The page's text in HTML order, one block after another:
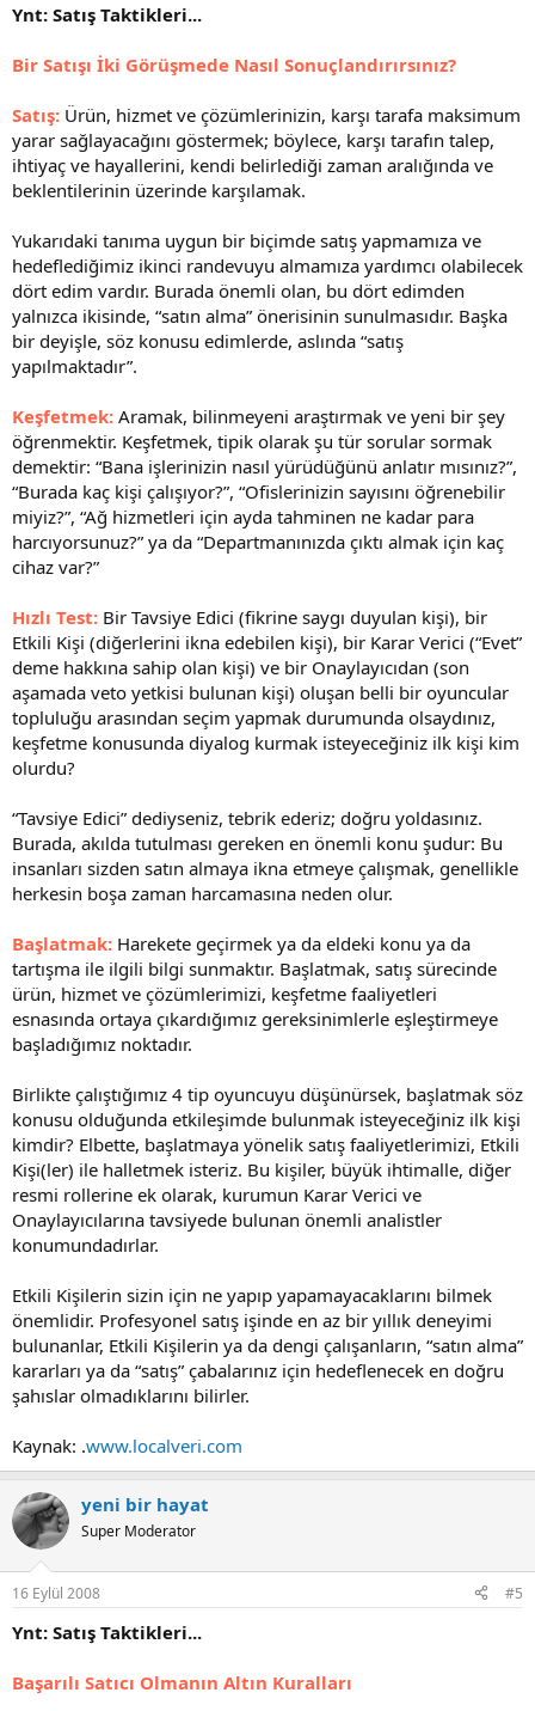
Ynt: Satış Taktikleri...
Bir Satışı İki Görüşmede Nasıl Sonuçlandırırsınız?
Satış: Ürün, hizmet ve çözümlerinizin, karşı tarafa maksimum
yarar sağlayacağını göstermek; böylece, karşı tarafın talep,
ihtiyaç ve hayallerini, kendi belirlediği zaman aralığında ve
beklentilerinin üzerinde karşılamak.
Yukarıdaki tanıma uygun bir biçimde satış yapmamıza ve
hedeflediğimiz ikinci randevuyu almamıza yardımcı olabilecek
dört edim vardır. Burada önemli olan, bu dört edimden
yalnızca ikisinde, “satın alma” önerisinin sunulmasıdır. Başka
bir deyişle, söz konusu edimlerde, aslında “satış
yapılmaktadır”.
Keşfetmek: Aramak, bilinmeyeni araştırmak ve yeni bir şey
öğrenmektir. Keşfetmek, tipik olarak şu tür sorular sormak
demektir: “Bana işlerinizin nasıl yürüdüğünü anlatır mısınız?”,
“Burada kaç kişi çalışıyor?”, “Ofislerinizin sayısını öğrenebilir
miyiz?”, “Ağ hizmetleri için ayda tahminen ne kadar para
harcıyorsunuz?” ya da “Departmanınızda çıktı almak için kaç
cihaz var?”
Hızlı Test: Bir Tavsiye Edici (fikrine saygı duyulan kişi), bir
Etkili Kişi (diğerlerini ikna edebilen kişi), bir Karar Verici (“Evet”
deme hakkına sahip olan kişi) ve bir Onaylayıcıdan (son
aşamada veto yetkisi bulunan kişi) oluşan belli bir oyuncular
topluluğu arasından seçim yapmak durumunda olsaydınız,
keşfetme konusunda diyalog kurmak isteyeceğiniz ilk kişi kim
olurdu?
“Tavsiye Edici” dediyseniz, tebrik ederiz; doğru yoldasınız.
Burada, akılda tutulması gereken en önemli konu şudur: Bu
insanları sizden satın almaya ikna etmeye çalışmak, genellikle
herkesin boşa zaman harcamasına neden olur.
Başlatmak: Harekete geçirmek ya da eldeki konu ya da
tartışma ile ilgili bilgi sunmaktır. Başlatmak, satış sürecinde
ürün, hizmet ve çözümlerimizi, keşfetme faaliyetleri
esnasında ortaya çıkardığımız gereksinimlerle eşleştirmeye
başladığımız noktadır.
Birlikte çalıştığımız 4 tip oyuncuyu düşünürsek, başlatmak söz
konusu olduğunda etkileşimde bulunmak isteyeceğiniz ilk kişi
kimdir? Elbette, başlatmaya yönelik satış faaliyetlerimizi, Etkili
Kişi(ler) ile halletmek isteriz. Bu kişiler, büyük ihtimalle, diğer
resmi rollerine ek olarak, kurumun Karar Verici ve
Onaylayıcılarına tavsiyede bulunan önemli analistler
konumundadırlar.
Etkili Kişilerin sizin için ne yapıp yapamayacaklarını bilmek
önemlidir. Profesyonel satış işinde en az bir yıllık deneyimi
bulunanlar, Etkili Kişilerin ya da dengi çalışanların, “satın alma”
kararları ya da “satış” çabalarınız için hedeflenecek en doğru
şahıslar olmadıklarını bilirler.
Kaynak: .www.localveri.com
yeni bir hayat
Super Moderator
16 Eylül 2008 #5
Ynt: Satış Taktikleri...
Başarılı Satıcı Olmanın Altın Kuralları